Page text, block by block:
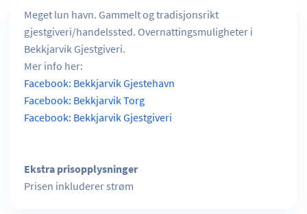
Meget lun havn. Gammelt og tradisjonsrikt
gjestgiveri/handelssted. Overnattingsmuligheter i
Bekkjarvik Gjestgiveri.
Mer info her:
Facebook: Bekkjarvik Gjestehavn
Facebook: Bekkjarvik Torg
Facebook: Bekkjarvik Gjestgiveri
Ekstra prisopplysninger
Prisen inkluderer strøm